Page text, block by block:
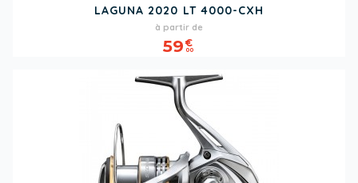
LAGUNA 2020 LT 4000-CXH
Prix
à partir de
59€
00